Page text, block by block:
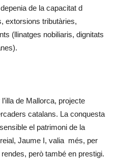
de la capacitat d
extorsions tributàries,
(llinatges nobiliaris, dignitats
de Mallorca, projecte
catalans. La conquesta
el patrimoni de la
Jaume I, valia més, per
però també en prestigi.